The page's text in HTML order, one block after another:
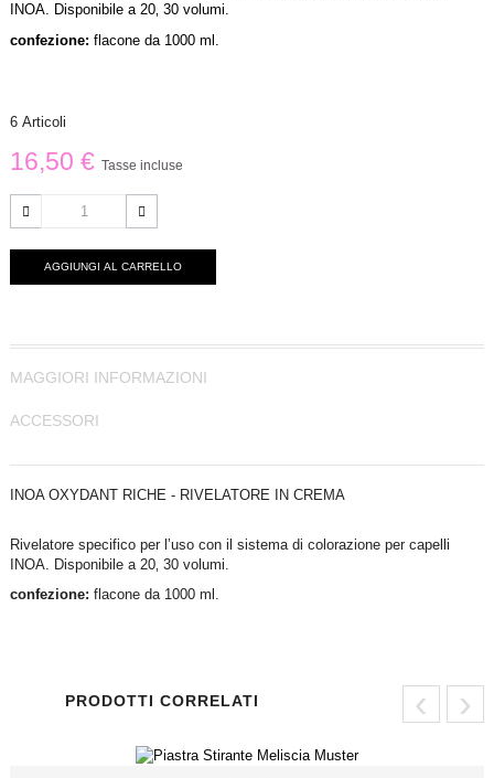
INOA. Disponibile a 20‚ 30 volumi.
confezione: flacone da 1000 ml.
6 Articoli
16,50 € Tasse incluse
AGGIUNGI AL CARRELLO
MAGGIORI INFORMAZIONI
ACCESSORI
INOA OXYDANT RICHE - RIVELATORE IN CREMA
Rivelatore specifico per l’uso con il sistema di colorazione per capelli
INOA. Disponibile a 20‚ 30 volumi.
confezione: flacone da 1000 ml.
PRODOTTI CORRELATI ‹ ›